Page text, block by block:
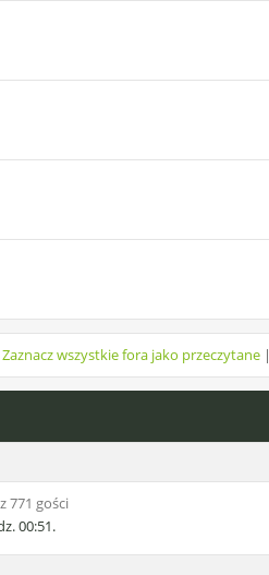
Zaznacz wszystkie fora jako przeczytane|
771 gości
00:51.